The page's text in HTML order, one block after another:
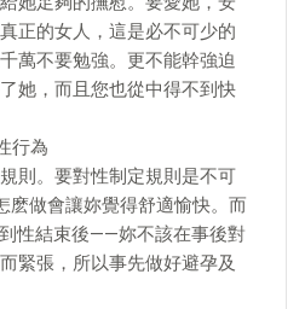
正的女人，這是必不可少的
萬不要勉強。更不能幹強迫
她，而且您也從中得不到快
行為
則。要對性制定規則是不可
做會讓妳覺得舒適愉快。而
性結束後——妳不該在事後對
緊張，所以事先做好避孕及